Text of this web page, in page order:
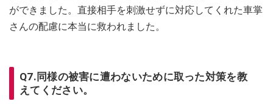
ができました。直接相手を刺激せずに対応してくれた車掌
さんの配慮に本当に救われました。
Q7.同様の被害に遭わないために取った対策を教
えてください。